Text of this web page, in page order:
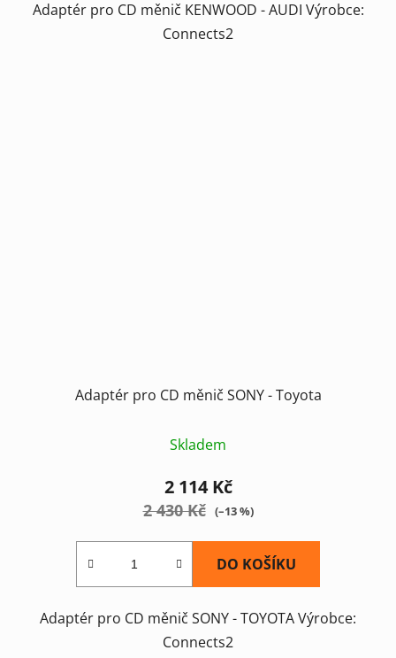
Adaptér pro CD měnič KENWOOD - AUDI Výrobce:
Connects2
Adaptér pro CD měnič SONY - Toyota
Skladem
2 114 Kč
2 430 Kč (–13 %)
DO KOŠÍKU
Adaptér pro CD měnič SONY - TOYOTA Výrobce:
Connects2